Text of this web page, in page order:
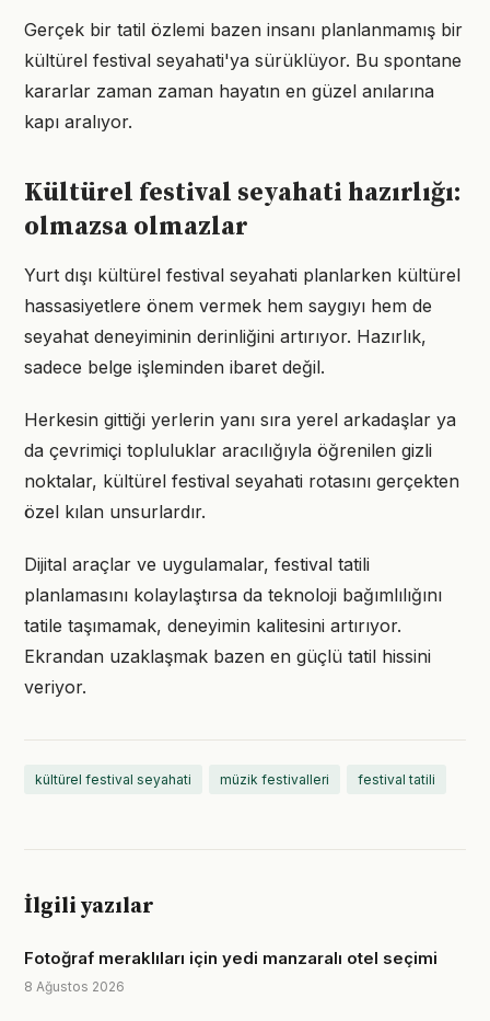
Gerçek bir tatil özlemi bazen insanı planlanmamış bir
kültürel festival seyahati'ya sürüklüyor. Bu spontane
kararlar zaman zaman hayatın en güzel anılarına
kapı aralıyor.
Kültürel festival seyahati hazırlığı:
olmazsa olmazlar
Yurt dışı kültürel festival seyahati planlarken kültürel
hassasiyetlere önem vermek hem saygıyı hem de
seyahat deneyiminin derinliğini artırıyor. Hazırlık,
sadece belge işleminden ibaret değil.
Herkesin gittiği yerlerin yanı sıra yerel arkadaşlar ya
da çevrimiçi topluluklar aracılığıyla öğrenilen gizli
noktalar, kültürel festival seyahati rotasını gerçekten
özel kılan unsurlardır.
Dijital araçlar ve uygulamalar, festival tatili
planlamasını kolaylaştırsa da teknoloji bağımlılığını
tatile taşımamak, deneyimin kalitesini artırıyor.
Ekrandan uzaklaşmak bazen en güçlü tatil hissini
veriyor.
kültürel festival seyahati müzik festivalleri festival tatili
İlgili yazılar
Fotoğraf meraklıları için yedi manzaralı otel seçimi
8 Ağustos 2026